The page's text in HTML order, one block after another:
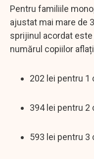
Pentru familiile
ajustat mai mare de
sprijinul acordat
numărul copiilor
202 lei pentru 1
394 lei pentru 2
593 lei pentru 3